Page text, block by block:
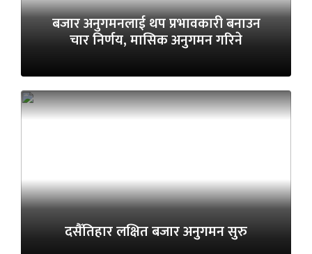
बजार अनुगमनलाई थप प्रभावकारी बनाउन
चार निर्णय, मासिक अनुगमन गरिने
दसैँतिहार लक्षित बजार अनुगमन सुरु